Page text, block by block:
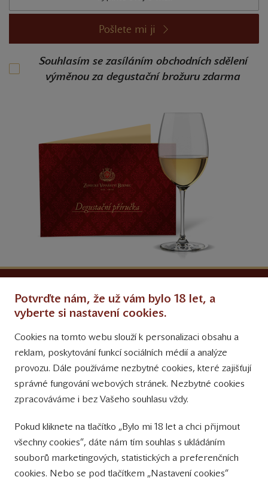
Pošlete mi ji
Souhlasím se zasíláním obchodních sdělení
výměnou za degustační brožuru zdarma
Obchodní podmínky
Přinášíme vám týdně
tipy na Facebooku
Sledujte nás
na Instagramu
Sledujte náš
YouTube kanál
Přihlášení k odběru novinek
Potvrďte nám, že už vám bylo 18 let, a
vyberte si nastavení cookies.
Cookies na tomto webu slouží k personalizaci obsahu a
reklam, poskytování funkcí sociálních médií a analýze
provozu. Dále používáme nezbytné cookies, které zajišťují
správné fungování webových stránek. Nezbytné cookies
zpracováváme i bez Vašeho souhlasu vždy.
Pokud kliknete na tlačítko „Bylo mi 18 let a chci přijmout
všechny cookies“, dáte nám tím souhlas s ukládáním
souborů marketingových, statistických a preferenčních
cookies. Nebo se pod tlačítkem „Nastavení cookies“